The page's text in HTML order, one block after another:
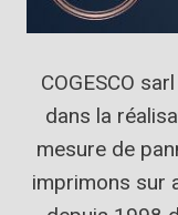
COGESCO
dans la
mesure de
imprimons sur